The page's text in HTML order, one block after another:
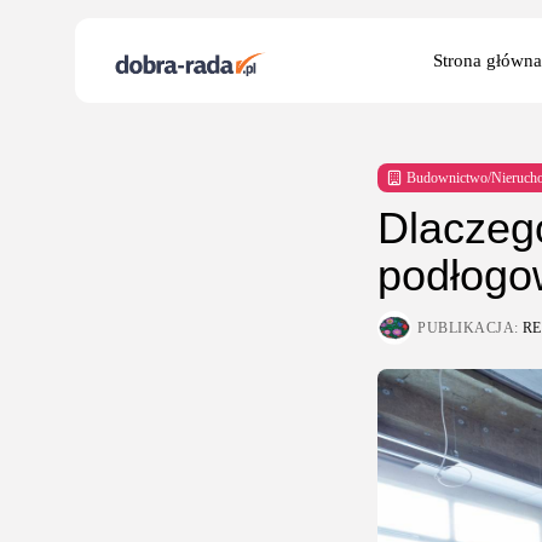
Strona główna
for:
Budownictwo/
PUBLIKACJA: